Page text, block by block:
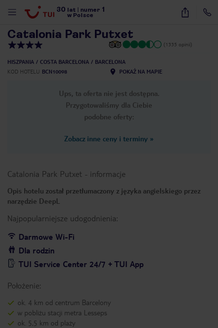
30 lat numer 1
w Polsce
32
Catalonia Park Putxet
(1335 opinii)
HISZPANIA COSTA BARCELONA
BARCELONA
KOD HOTELU BCN10098 POKAŻ NA MAPIE
Ups, ta oferta nie jest dostępna.
Przygotowaliśmy dla Ciebie
podobne oferty:
Zobacz inne ceny i terminy »
Catalonia Park Putxet - informacje
Opis hotelu został przetłumaczony z języka angielskiego przez
narzędzie DeepL
Najpopularniejsze udogodnienia:
Darmowe Wi-Fi
Dla rodzin
TUI Service Center 24/7 + TUI App
Położenie:
ok. 4 km od centrum Barcelony
w pobliżu stacji metra Lesseps
ok. 5,5 km od plaży